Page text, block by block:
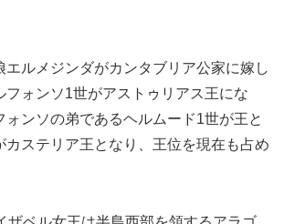
エルメジンダがカンタブリア公家に嫁し
フォンソ1世がアストゥリアス王にな
ォンソの弟であるヘルムード1世が王と
カステリア王となり、王位を現在も占め